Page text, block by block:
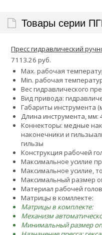
Товары серии
Пресс гидравлический
7113.26 руб.
Max. рабочая
Min. рабочая
Вес гидравлического
Вид привода:
Габариты инструмента
Длина инструмента, мм:
Коннекторы: медные
наконечники и гильзы
гильзы
Конструкция рабочей
Максимальное усилие
Максимальное усилие,
Максимальный размер
Материал рабочей
Матрицы в комллекте:
Матрицы в комплекте:
Механизм
Минимальный размер